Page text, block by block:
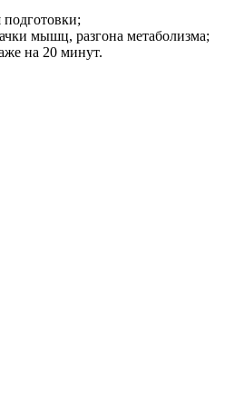
подготовки;
мышц, разгона метаболизма;
на 20 минут.